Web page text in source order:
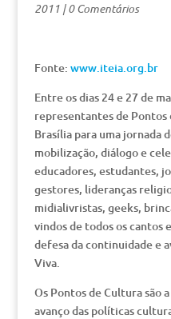
2011|0 Comentários
Fonte: www.iteia.org.br
Entre os dias 24 e 27 de
representantes de Pontos
Brasília para uma jornada
mobilização, diálogo e
educadores, estudantes,
gestores, lideranças
midialivristas, geeks,
vindos de todos os cantos
defesa da continuidade e
Viva.
Os Pontos de Cultura são
avanço das políticas